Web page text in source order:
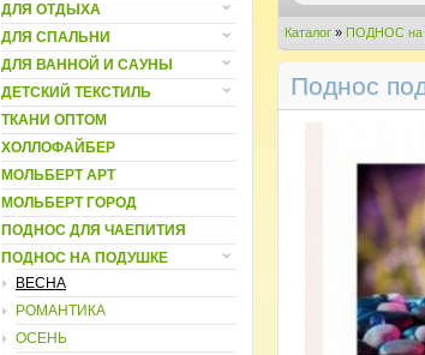
Каталог » ПОДНОС
Поднос
ДЛЯ ОТДЫХА
ДЛЯ СПАЛЬНИ
ДЛЯ ВАННОЙ И САУНЫ
ДЕТСКИЙ ТЕКСТИЛЬ
ТКАНИ ОПТОМ
ХОЛЛОФАЙБЕР
МОЛЬБЕРТ АРТ
МОЛЬБЕРТ ГОРОД
ПОДНОС ДЛЯ ЧАЕПИТИЯ
ПОДНОС НА ПОДУШКЕ
ВЕСНА
РОМАНТИКА
ОСЕНЬ